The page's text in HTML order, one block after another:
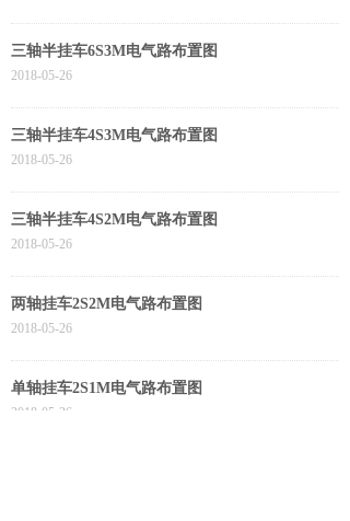
三轴半挂车6S3M电气路布置图
2018-05-26
三轴半挂车4S3M电气路布置图
2018-05-26
三轴半挂车4S2M电气路布置图
2018-05-26
两轴挂车2S2M电气路布置图
2018-05-26
单轴挂车2S1M电气路布置图
2018-05-26